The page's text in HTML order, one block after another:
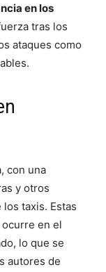
en los
tras los
ataques como
con una
y otros
taxis. Estas
en el
lo que se
autores de